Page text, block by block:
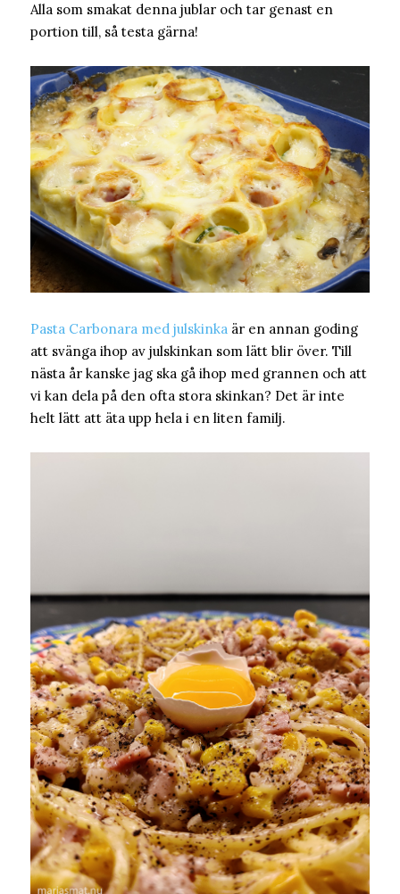
Alla som smakat denna jublar och tar genast en
portion till, så testa gärna!
Pasta Carbonara med julskinka är en annan goding
att svänga ihop av julskinkan som lätt blir över. Till
nästa år kanske jag ska gå ihop med grannen och att
vi kan dela på den ofta stora skinkan? Det är inte
helt lätt att äta upp hela i en liten familj.